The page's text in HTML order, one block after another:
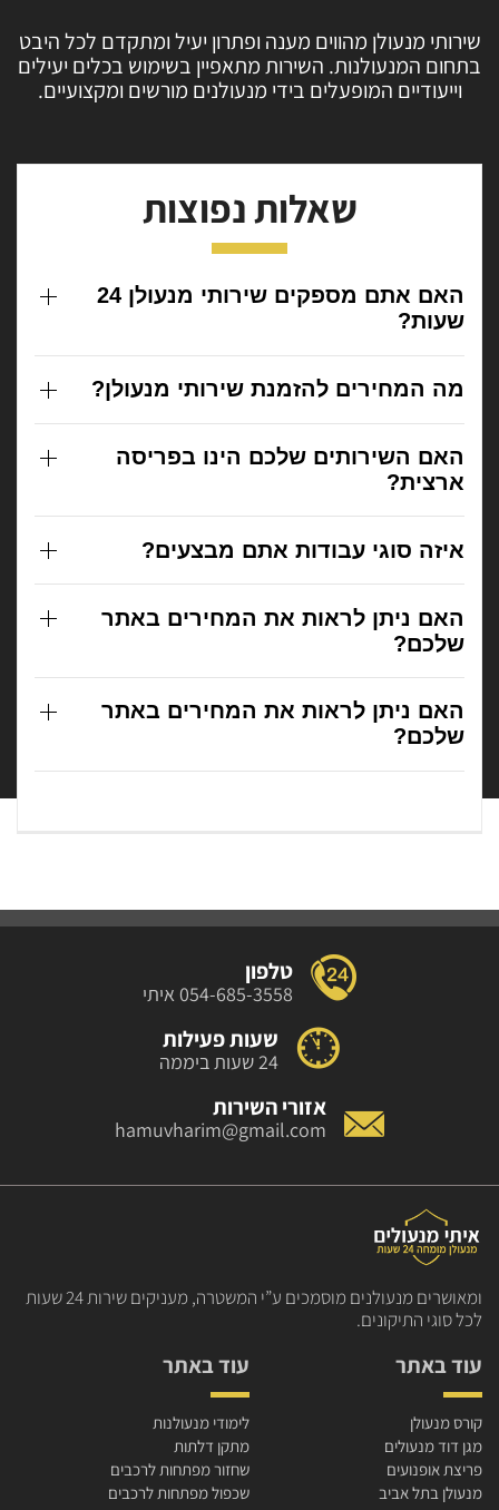
שירותי מנעולן מהווים מענה ופתרון יעיל ומתקדם לכלהיבט
בתחום המנעולנות. השירות מתאפיין בשימוש בכלים יעילים
וייעודיים המופעלים בידי מנעולנים מורשים ומקצועיים.
שאלות נפוצות
האם אתם מספקים שירותי מנעולן 24
שעות?
מה המחירים להזמנת שירותי מנעולן?
האם השירותים שלכם הינו בפריסה
ארצית?
איזה סוגי עבודות אתם מבצעים?
האם ניתן לראות את המחירים באתר
שלכם?
האם ניתן לראות את המחירים באתר
שלכם?
טלפון
054-685-3558 איתי
שעות פעילות
24 שעות ביממה
אזורי השירות
hamuvharim@gmail.com
ומאושרים מנעולנים מוסמכים ע”י המשטרה, מעניקים שירות
24 שעות
לכל סוגי התיקונים.
עוד באתר
קורס מנעולן
מגן דוד מנעולים
פריצת אופנועים
מנעולן בתל אביב
עוד באתר
לימודי מנעולנות
מתקן דלתות
שחזור מפתחות לרכבים
שכפול מפתחות לרכבים